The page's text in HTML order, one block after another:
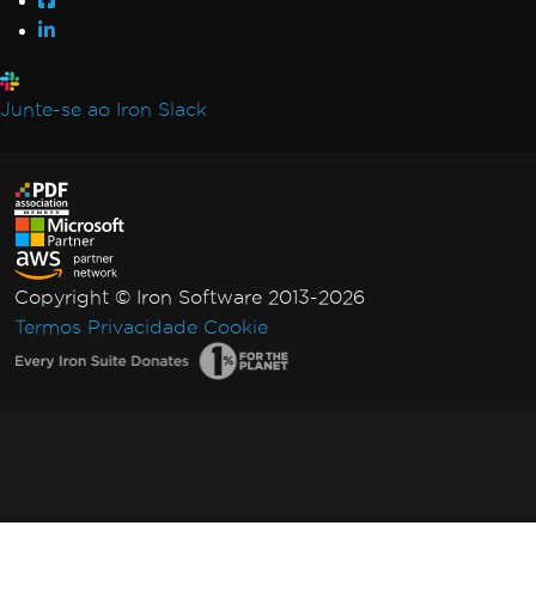
Junte-se ao Iron Slack
Copyright © Iron Software 2013-2026
Termos Privacidade Cookie